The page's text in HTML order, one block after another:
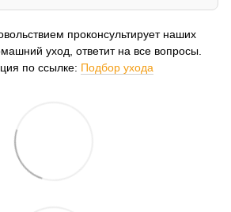
проконсультирует наших
уход, ответит на все вопросы.
по ссылке: Подбор ухода